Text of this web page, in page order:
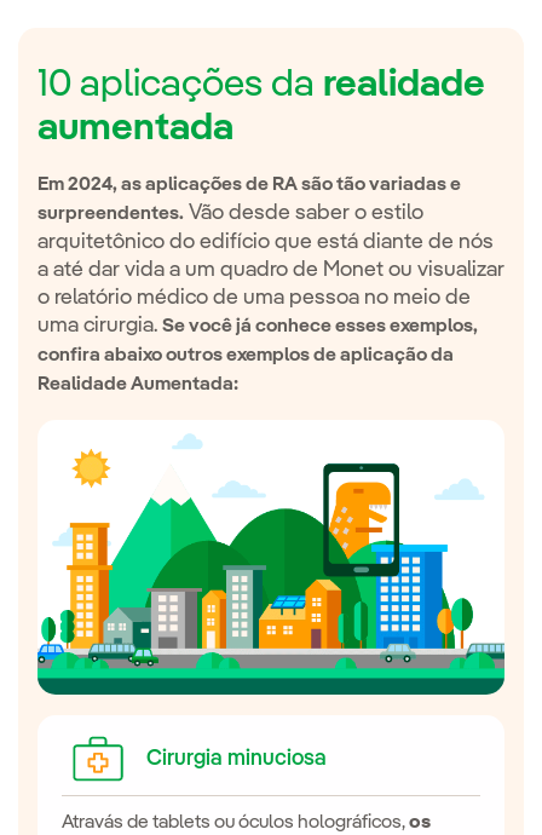
10 aplicações da realidade
aumentada
Em 2024, as aplicações de RA são tão variadas e
surpreendentes. Vão desde saber o estilo
arquitetônico do edifício que está diante de nós
a até dar vida a um quadro de Monet ou visualizar
o relatório médico de uma pessoa no meio de
uma cirurgia. Se você já conhece esses exemplos,
confira abaixo outros exemplos de aplicação da
Realidade Aumentada:
Cirurgia minuciosa
Atravás de tablets ou óculos holográficos,os